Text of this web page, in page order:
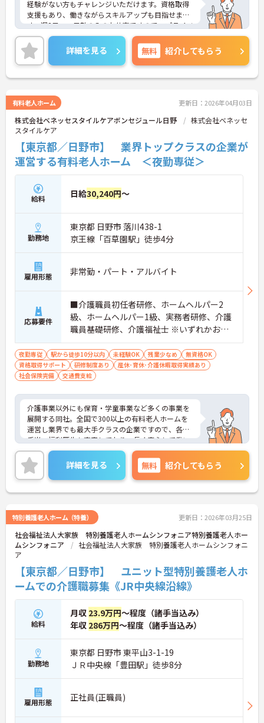
経験がない方もチャレンジいただけます。資格取得
支援もあり、働きながらスキルアップも目指せま
す。週2日～、日勤のみのお仕事ですので、プライベ
ートとの両立もしやすいです。ご興味のある方に
は、面接対策ポイントなど、さらに詳細をお話しい
たしますのでお気軽にご相談ください！
詳細を見る 無料 紹介してもらう
有料老人ホーム 更新日：2026年04月03日
株式会社ベネッセスタイルケアボンセジュール日野
株式会社ベネッセ
スタイルケア
【東京都／日野市】 業界トップクラスの企業が
運営する有料老人ホーム ＜夜勤専従＞
給料 日給30,240円～
勤務地
東京都 日野市 落川438-1
京王線「百草園駅」徒歩4分
雇用形態 非常勤・パート・アルバイト
応募要件
■介護職員初任者研修、ホームヘルパー2
級、ホームヘルパー1級、実務者研修、介護
職員基礎研修、介護福祉士 ※いずれかお持
ちの方 ※資格をお持ちでない方も相談可
夜勤専従 駅から徒歩10分以内 未経験OK 残業少なめ
無資格OK
資格取得サポート
研修制度あり
産休･育休･介護休暇取得実績あり
社会保険完備
交通費支給
介護事業以外にも保育・学童事業など多くの事業を
展開する同社。全国で300以上の有料老人ホームを
運営し業界でも最大手クラスの企業ですので、各種
手当、福利厚生も充実しており、長く安心して働い
ていただける環境です。ご興味ある方には、面接対
策ポイントなど、さらに詳細をお話しいたしますの
でお気軽にご相談ください。
詳細を見る 無料 紹介してもらう
特別養護老人ホーム（特養） 更新日：2026年03月25日
社会福祉法人大家族 特別養護老人ホームシンフォニア特別養護老人ホー
ムシンフォニア
社会福祉法人大家族 特別養護老人ホームシンフォニ
ア
【東京都／日野市】 ユニット型特別養護老人ホ
ームでの介護職募集《JR中央線沿線》
給料
月収 23.9万円～程度（諸手当込み）
年収 286万円～程度（諸手当込み）
勤務地
東京都 日野市 東平山3-1-19
ＪＲ中央線「豊田駅」徒歩8分
雇用形態 正社員(正職員)